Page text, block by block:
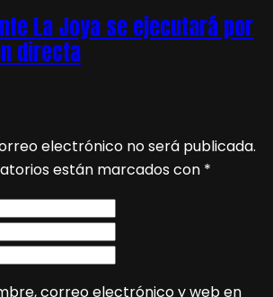
La Joya se ejecutará por
directa
electrónico no será publicada.
están marcados con *
correo electrónico y web en